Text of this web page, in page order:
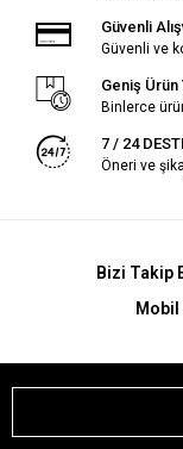
Güvenli
Güvenli ve
Geniş
Binlerce
7 / 24
Öneri ve
Bizi Takip
Mobil